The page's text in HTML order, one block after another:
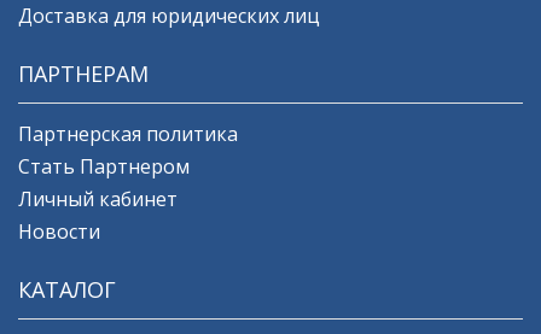
Доставка для юридических лиц
ПАРТНЕРАМ
Партнерская политика
Стать Партнером
Личный кабинет
Новости
КАТАЛОГ